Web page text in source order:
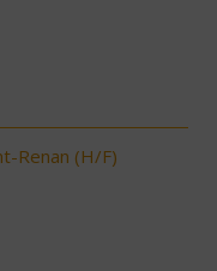
Renan (H/F)